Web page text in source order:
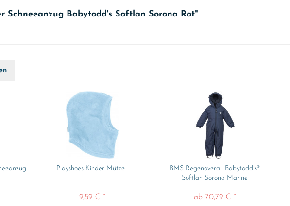
Babytodd's Softlan Sorona Rot"
Playshoes Kinder Mütze...
9,59 € *
BMS Regenoverall Babytodd´s®
Softlan Sorona Marine
ab 70,79 € *